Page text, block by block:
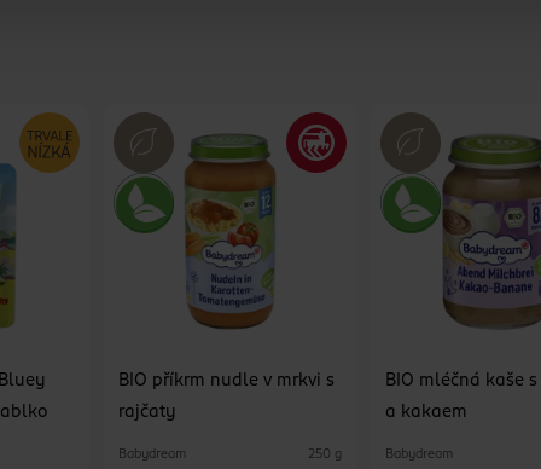
BIO příkrm nudle v mrkvi s
rajčaty
Babydream 250 g
BIO mléčná kaše
a kakaem
Babydream